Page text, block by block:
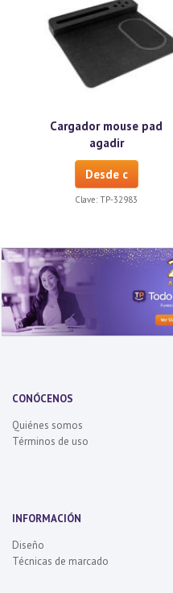
Cargador mouse pad
agadir
Desde c
Clave: TP-32983
CONÓCENOS
Quiénes somos
Términos de uso
INFORMACIÓN
Diseño
Técnicas de marcado